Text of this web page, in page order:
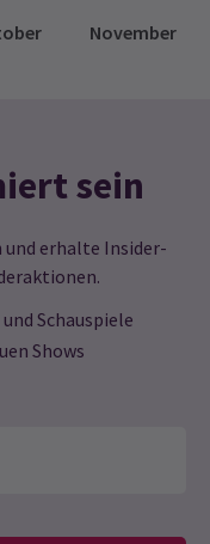
November
sein
und erhalte Insider-
Schauspiele
Shows